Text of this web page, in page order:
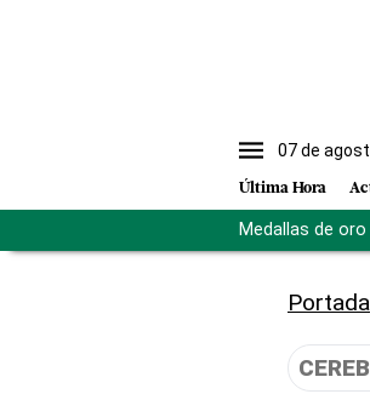
07 de
Última Hora
Medallas de oro
Portada